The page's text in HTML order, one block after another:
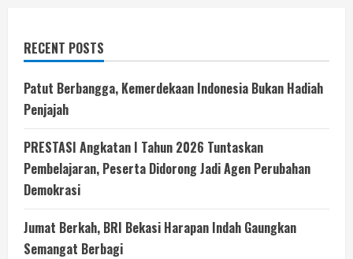
RECENT POSTS
Patut Berbangga, Kemerdekaan Indonesia Bukan Hadiah
Penjajah
PRESTASI Angkatan I Tahun 2026 Tuntaskan
Pembelajaran, Peserta Didorong Jadi Agen Perubahan
Demokrasi
Jumat Berkah, BRI Bekasi Harapan Indah Gaungkan
Semangat Berbagi